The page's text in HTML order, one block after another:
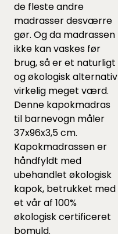
de fleste andre
madrasser desværre
gør. Og da madrassen
ikke kan vaskes før
brug, så er et naturligt
og økologisk alternativ
virkelig meget værd.
Denne kapokmadras
til barnevogn måler
37x96x3,5 cm.
Kapokmadrassen er
håndfyldt med
ubehandlet økologisk
kapok, betrukket med
et vår af 100%
økologisk certificeret
bomuld.